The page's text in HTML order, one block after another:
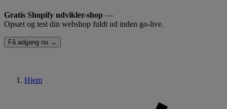
Gratis Shopify udvikler-shop —
Opsæt og test din webshop fuldt ud inden go-live.
Få adgang nu →
Hjem